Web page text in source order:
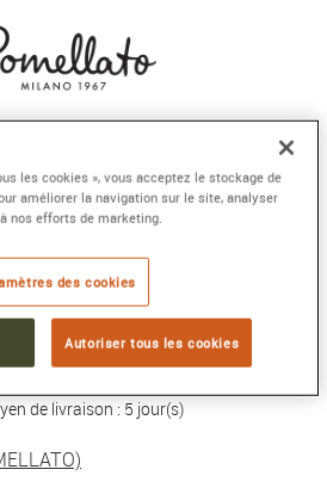
MEDIUM-LARGE
18kt, diamant
:ICONICA
900 €
de livraison : 5 jour(s)
les cookies », vous acceptez le stockage de
améliorer la navigation sur le site, analyser
nos efforts de marketing.
des cookies
Autoriser tous les cookies